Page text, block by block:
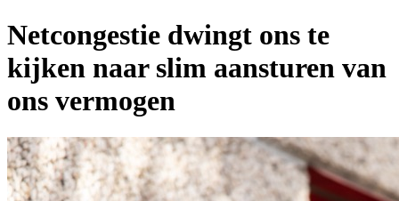
Netcongestie dwingt ons te
kijken naar slim aansturen van
ons vermogen